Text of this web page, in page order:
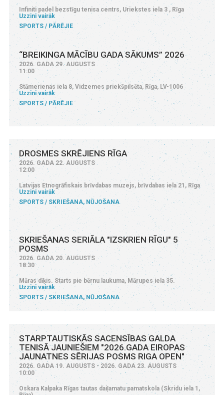
Infiniti padel bezstīgu tenisa centrs, Uriekstes iela 3 , Rīga
Uzzini vairāk
SPORTS
PĀRĒJIE
“BREIKINGA MĀCĪBU GADA SĀKUMS” 2026
2026. GADA 29. AUGUSTS
11:00
Stāmerienas iela 8, Vidzemes priekšpilsēta, Rīga, LV-1006
Uzzini vairāk
SPORTS
PĀRĒJIE
DROSMES SKRĒJIENS RĪGA
2026. GADA 22. AUGUSTS
12:00
Latvijas Etnogrāfiskais brīvdabas muzejs, brīvdabas iela 21, Rīga
Uzzini vairāk
SPORTS
SKRIEŠANA, NŪJOŠANA
SKRIEŠANAS SERIĀLA "IZSKRIEN RĪGU" 5
POSMS
2026. GADA 20. AUGUSTS
18:30
Māras dīķis. Starts pie bērnu laukuma, Mārupes iela 35.
Uzzini vairāk
SPORTS
SKRIEŠANA, NŪJOŠANA
STARPTAUTISKĀS SACENSĪBAS GALDA
TENISĀ JAUNIEŠIEM "2026.GADA EIROPAS
JAUNATNES SĒRIJAS POSMS RIGA OPEN"
2026. GADA 19. AUGUSTS - 2026. GADA 23. AUGUSTS
10:00
Oskara Kalpaka Rīgas tautas daiļamatu pamatskola (Skridu iela 1,